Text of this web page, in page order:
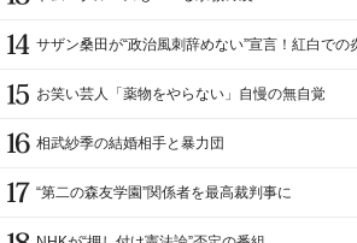
サザン桑田が“政治風刺辞めない”宣言！紅白での
お笑い芸人「薬物をやらない」自慢の無自覚
相武紗季の結婚相手と暴力団
“第二の森友学園”関係者を最高裁判事に